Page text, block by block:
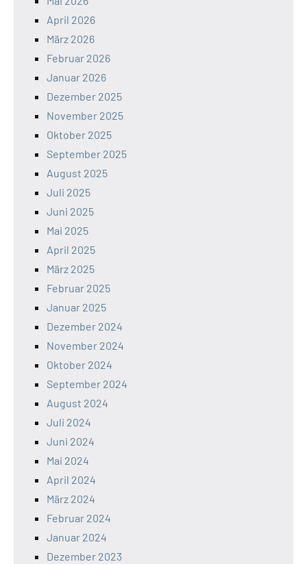
April 2026
März 2026
Februar 2026
Januar 2026
Dezember 2025
November 2025
Oktober 2025
September 2025
August 2025
Juli 2025
Juni 2025
Mai 2025
April 2025
März 2025
Februar 2025
Januar 2025
Dezember 2024
November 2024
Oktober 2024
September 2024
August 2024
Juli 2024
Juni 2024
Mai 2024
April 2024
März 2024
Februar 2024
Januar 2024
Dezember 2023